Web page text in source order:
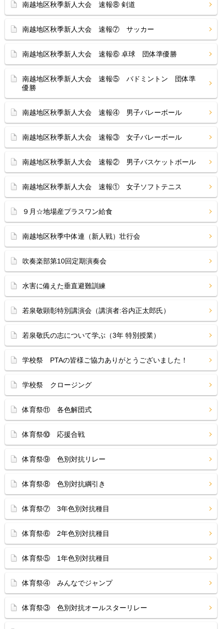
南越地区秋季新人大会 速報⑧ 剣道
南越地区秋季新人大会 速報⑦ サッカー
南越地区秋季新人大会 速報⑥ 卓球 団体準優勝
南越地区秋季新人大会 速報⑤ バドミントン 団体準
優勝
南越地区秋季新人大会 速報④ 男子バレーボール
南越地区秋季新人大会 速報③ 女子バレーボール
南越地区秋季新人大会 速報② 男子バスケットボール
南越地区秋季新人大会 速報① 女子ソフトテニス
９月☆地場産プラスワン給食
南越地区秋季中体連（新人戦）壮行会
吹奏楽部第10回定期演奏会
水害に備えた垂直避難訓練
若泉敬顕彰特別講演会（講演者:谷内正太郎氏）
若泉敬氏の志について学ぶ（3年 特別授業）
学校祭 PTAの皆様ご協力ありがとうございました！
学校祭 クロージング
体育祭⑪ 各色解団式
体育祭⑩ 応援合戦
体育祭⑨ 色別対抗リレー
体育祭⑧ 色別対抗綱引き
体育祭⑦ 3年色別対抗種目
体育祭⑥ 2年色別対抗種目
体育祭⑤ 1年色別対抗種目
体育祭④ みんなでジャンプ
体育祭③ 色別対抗オールスターリレー